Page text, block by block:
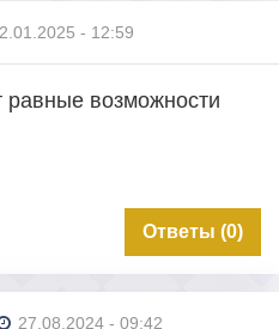
- 12:59
возможности
Ответы (0)
27.08.2024 - 09:42